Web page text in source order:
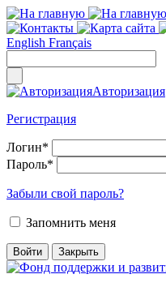
English Français
Авторизация
Регистрация
Логин*
Пароль*
Забыли свой пароль?
Запомнить меня